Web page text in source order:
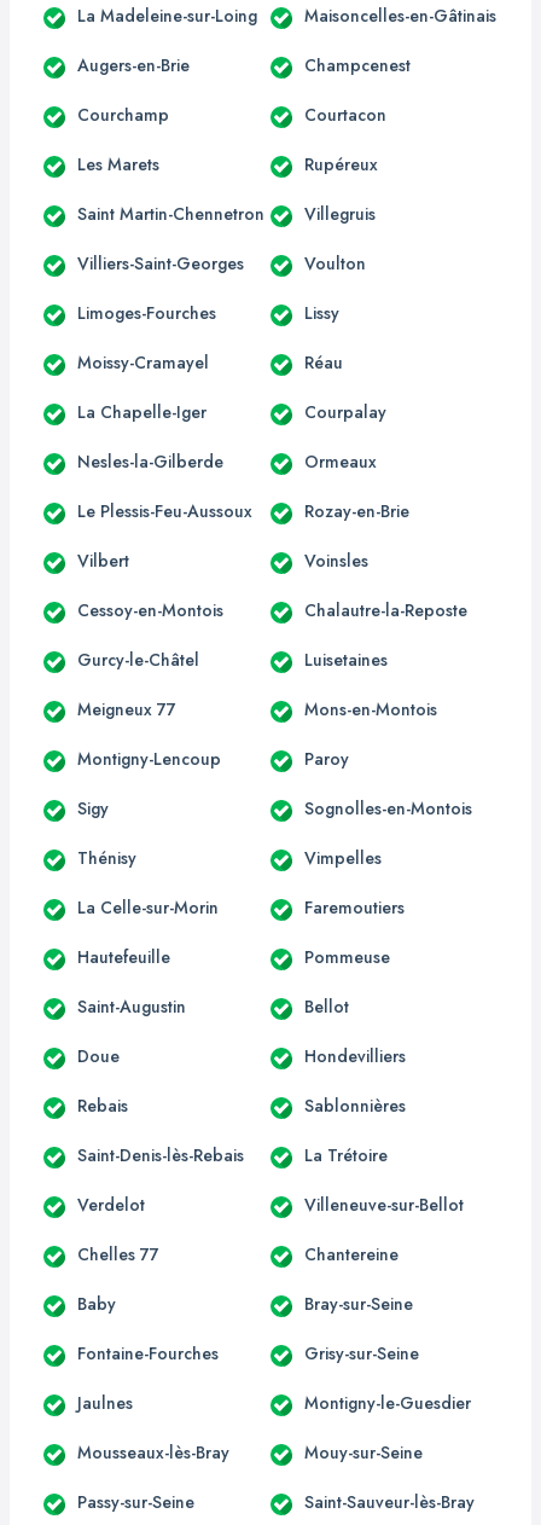
La Madeleine-sur-Loing Maisoncelles-en-Gâtinais
Augers-en-Brie Champcenest
Courchamp Courtacon
Les Marets Rupéreux
Saint Martin-Chennetron Villegruis
Villiers-Saint-Georges Voulton
Limoges-Fourches Lissy
Moissy-Cramayel Réau
La Chapelle-Iger Courpalay
Nesles-la-Gilberde Ormeaux
Le Plessis-Feu-Aussoux Rozay-en-Brie
Vilbert Voinsles
Cessoy-en-Montois Chalautre-la-Reposte
Gurcy-le-Châtel Luisetaines
Meigneux 77 Mons-en-Montois
Montigny-Lencoup Paroy
Sigy Sognolles-en-Montois
Thénisy Vimpelles
La Celle-sur-Morin Faremoutiers
Hautefeuille Pommeuse
Saint-Augustin Bellot
Doue Hondevilliers
Rebais Sablonnières
Saint-Denis-lès-Rebais La Trétoire
Verdelot Villeneuve-sur-Bellot
Chelles 77 Chantereine
Baby Bray-sur-Seine
Fontaine-Fourches Grisy-sur-Seine
Jaulnes Montigny-le-Guesdier
Mousseaux-lès-Bray Mouy-sur-Seine
Passy-sur-Seine Saint-Sauveur-lès-Bray